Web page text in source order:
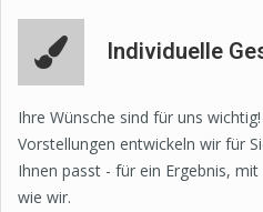
Individuelle
Ihre Wünsche sind für uns
Vorstellungen entwickeln wir für
Ihnen passt - für ein Ergebnis,
wie wir.